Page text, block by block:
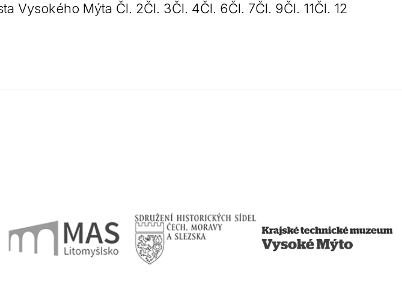
Vysokého Mýta Čl. 2Čl. 3Čl. 4Čl. 6Čl. 7Čl. 9Čl. 11Čl. 12